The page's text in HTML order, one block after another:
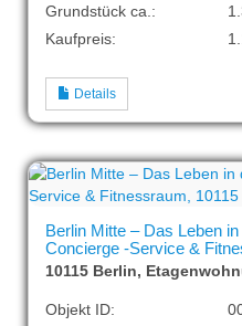
Grund­stück ca.:
Kaufpreis:
Details
Berlin Mitte – Das Leben
Concierge -Service &
10115 Berlin,
Objekt ID: